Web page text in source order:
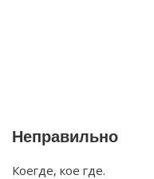
Неправильно
Коегде, кое где.